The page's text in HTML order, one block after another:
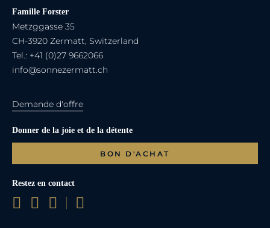
inoubliable
sur
nos
pistes
à
Famille Forster
Metzggasse 35
CH-3920 Zermatt, Switzerland
Tel.: +41 (0)27 9662066
info@sonnezermatt.ch
Demande d'offre
Donner de la joie et de la détente
BON D'ACHAT
Restez en contact